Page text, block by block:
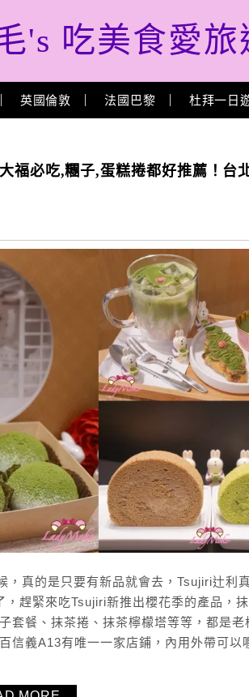
's 吃美食愛旅
英國倫敦 法國巴黎 杜拜一日
福必吃,糰子,蛋糕捲都好推薦！台
真的是只要有新品就會去，Tsujiri辻利
趕緊來吃Tsujiri新推出櫻花季的產品，
套餐、抹茶捲、抹茶檸檬塔等等，都是老
信義A13有唯一一家店鋪，內用外帶可以